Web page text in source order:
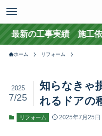
実績 施工依頼はこち
ホーム リフォーム
知らなきゃ
れるドアの
2025
7/25
リフォーム 2025年7月25日